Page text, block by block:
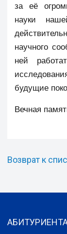
за её
науки
научного
ней
будущие
Вечная
Возврат к